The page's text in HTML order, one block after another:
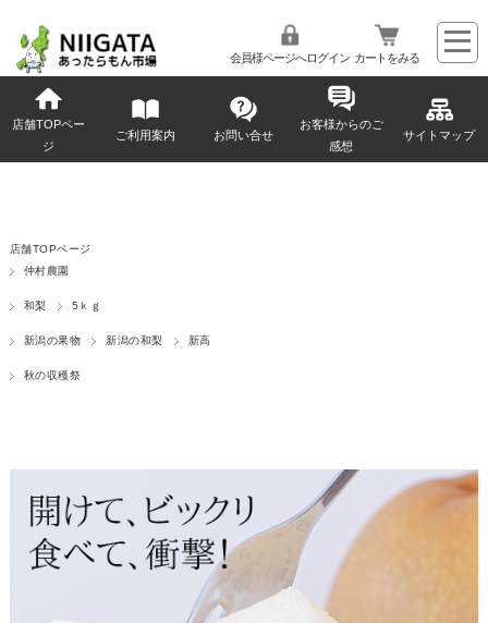
会員様ページへログイン カートをみる
店舗TOPペー
ジ
ご利用案内 お問い合せ
お客様からのご
感想
サイトマップ
店舗TOPページ
仲村農園
和梨 5ｋｇ
新潟の果物 新潟の和梨 新高
秋の収穫祭